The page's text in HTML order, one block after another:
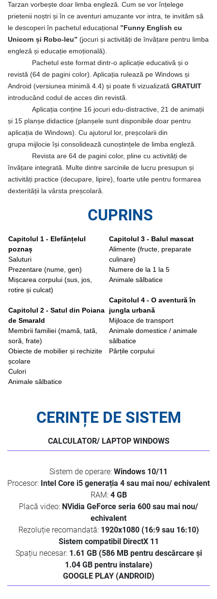
Tarzan vorbește doar limba engleză. Cum se vor înțelege
prietenii noștri și în ce aventuri amuzante vor intra, te invităm să
le descoperi în pachetul educațional ”Funny English cu
Unicorn și Robo-leu” (jocuri și activități de învățare pentru limba
engleză și educație emoțională).
Pachetul este format dintr-o aplicație educativă și o
revistă (64 de pagini color). Aplicația rulează pe Windows și
Android (versiunea minimă 4.4) și poate fi vizualizată GRATUIT
introducând codul de acces din revistă.
Aplicația conține 16 jocuri edu-distractive, 21 de animații
și 15 planșe didactice (planșele sunt disponibile doar pentru
aplicația de Windows). Cu ajutorul lor, preșcolarii din
grupa mijlocie își consolidează cunoștințele de limba engleză.
Revista are 64 de pagini color, pline cu activități de
învățare integrată. Multe dintre sarcinile de lucru presupun și
activități practice (decupare, lipire), foarte utile pentru formarea
dexterității la vârsta preșcolară.
CUPRINS
Capitolul 1 - Elefănțelul
poznaș
Saluturi
Prezentare (nume, gen)
Mișcarea corpului (sus, jos,
rotire și culcat)
Capitolul 2 - Satul din Poiana
de Smarald
Membrii familiei (mamă, tată,
soră, frate)
Obiecte de mobilier și rechizite
școlare
Culori
Animale sălbatice
Capitolul 3 - Balul mascat
Alimente (fructe, preparate
culinare)
Numere de la 1 la 5
Animale sălbatice
Capitolul 4 - O aventură în
jungla urbană
Mijloace de transport
Animale domestice / animale
sălbatice
Părțile corpului
CERINȚE DE SISTEM
CALCULATOR/ LAPTOP WINDOWS
Sistem de operare: Windows 10/11
Procesor: Intel Core i5 generația 4 sau mai nou/ echivalent
RAM: 4 GB
Placă video: NVidia GeForce seria 600 sau mai nou/
echivalent
Rezoluție recomandată: 1920x1080 (16:9 sau 16:10)
Sistem compatibil DirectX 11
Spațiu necesar: 1.61 GB (586 MB pentru descărcare și
1.04 GB pentru instalare)
GOOGLE PLAY (ANDROID)